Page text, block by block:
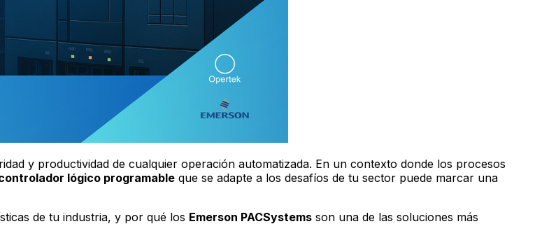
y productividad de cualquier operación automatizada. En un contexto donde los procesos
lógico programable que se adapte a los desafíos de tu sector puede marcar una
de tu industria, y por qué los Emerson PACSystems son una de las soluciones más